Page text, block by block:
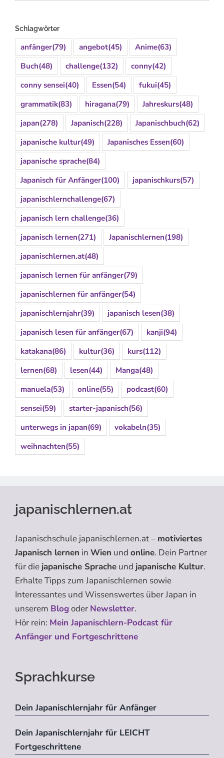
Schlagwörter
anfänger(79) angebot(45) Anime(63)
Buch(48) challenge(132) conny(42)
conny sensei(40) Essen(54) fukui(45)
grammatik(83) hiragana(79) Jahreskurs(48)
japan(278) Japanisch(228) Japanischbuch(62)
japanische kultur(49) Japanisches Essen(60)
japanische sprache(84)
Japanisch für Anfänger(100) japanischkurs(57)
japanischlernchallenge(67)
japanisch lern challenge(36)
japanisch lernen(271) Japanischlernen(198)
japanischlernen.at(48)
japanisch lernen für anfänger(79)
japanischlernen für anfänger(54)
japanischlernjahr(39) japanisch lesen(38)
japanisch lesen für anfänger(67) kanji(94)
katakana(86) kultur(36) kurs(112)
lernen(68) lesen(44) Manga(48)
manuela(53) online(55) podcast(60)
sensei(59) starter-japanisch(56)
unterwegs in japan(69) vokabeln(35)
weihnachten(55)
japanischlernen.at
Japanischschule japanischlernen.at – motiviertes
Japanisch lernen in Wien und online. Dein Partner
für die japanische Sprache und japanische Kultur.
Erhalte Tipps zum Japanischlernen sowie
Interessantes und Wissenswertes über Japan in
unserem Blogoder Newsletter.
Hör rein: Mein Japanischlern-Podcast für
Anfänger und Fortgeschrittene
Sprachkurse
Dein Japanischlernjahr für Anfänger
Dein Japanischlernjahr für LEICHT
Fortgeschrittene